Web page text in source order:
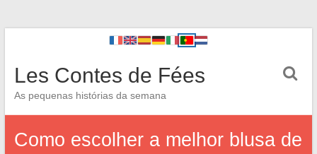
Les Contes de Fées
As pequenas histórias da semana
Como escolher a melhor blusa de